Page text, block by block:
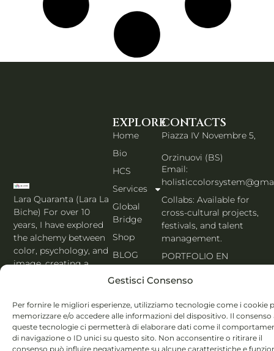
Gestisci Consenso
Per fornire le migliori esperienze, utilizziamo tecnologie come i cookie
memorizzare e/o accedere alle informazioni del dispositivo. Il consenso
queste tecnologie ci permetterà di elaborare dati come il
di navigazione o ID unici su questo sito. Non acconsentire o ritirare il
consenso può influire negativamente su alcune caratteristiche e
Lara Quaranta (Lara La
Biche) For over 10
years, I have explored
the alchemy between
color, psychology, and
image, creating a
the heart of Italy. MBTI,
Enneagram & Holistic
Color System® expert.
EXPLORE
Home
Bio
HCS
Services
Global
Bridge
Shop
BLOG
CONTACTS
Piazza IV Novembre 5,
Orzinuovi (BS)
Email:
Collabs: Available for
cross-cultural projects,
festivals, and talent
management.
PORTFOLIO EN